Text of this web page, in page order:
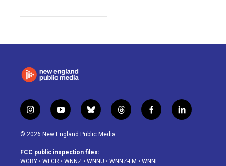
i
n
s
a
g
y
o
u
u
b
b
l
u
s
k
t
h
d
f
a
o
l
i
© 2026 New England Public Media
FCC public inspection files:
WGBY • WFCR • WNNZ • WNNU • WNNZ-FM • WNNI